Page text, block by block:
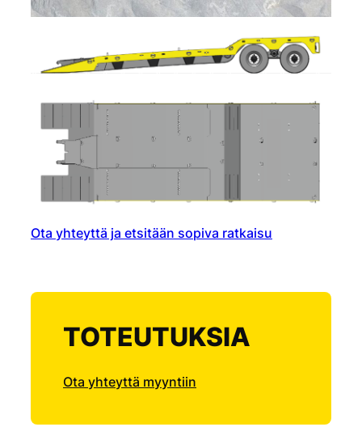
Ota yhteyttä ja etsitään sopiva ratkaisu
TOTEUTUKSIA
Ota yhteyttä myyntiin